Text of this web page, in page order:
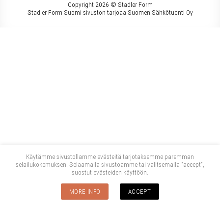
Copyright 2026 © Stadler Form
Stadler Form Suomi sivuston tarjoaa Suomen Sähkötuonti Oy
Käytämme sivustollamme evästeitä tarjotaksemme paremman
selailukokemuksen. Selaamalla sivustoamme tai valitsemalla "accept",
suostut evästeiden käyttöön.
MORE INFO ACCEPT